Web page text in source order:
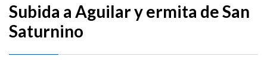
Subida a Aguilar y ermita de San
Saturnino